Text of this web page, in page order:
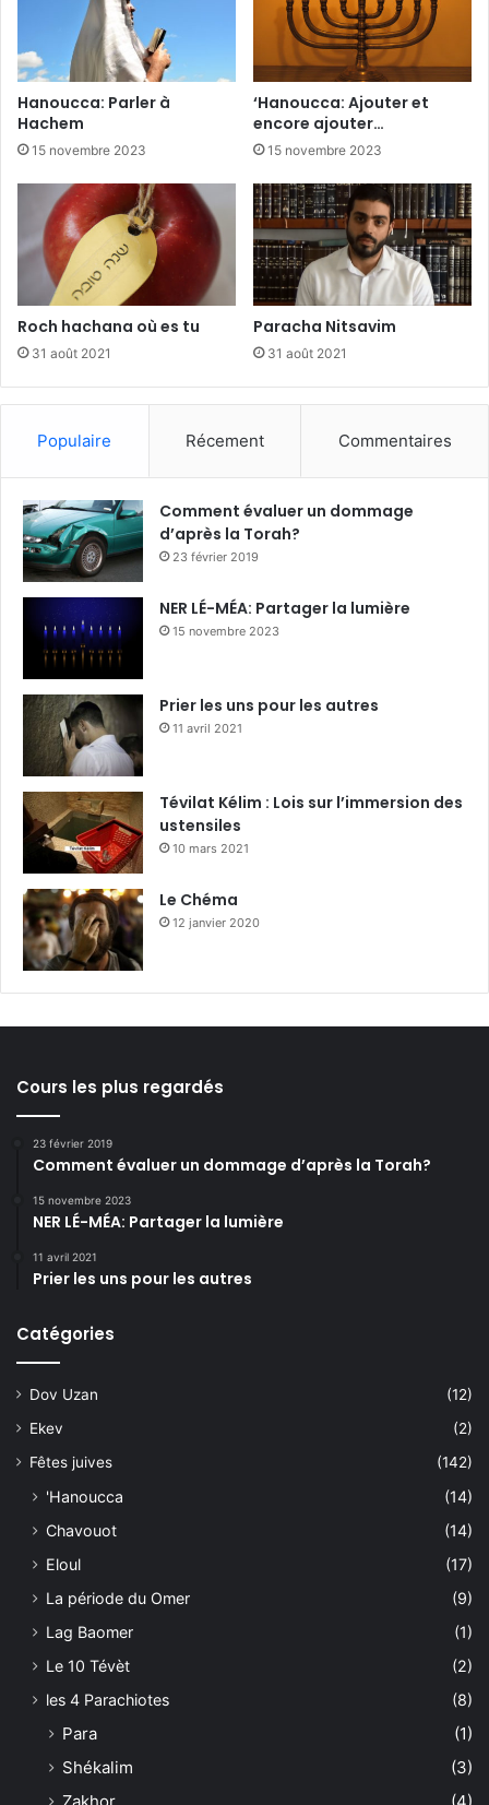
Hanoucca: Parler à
Hachem
15 novembre 2023
‘Hanoucca: Ajouter et
encore ajouter…
15 novembre 2023
Roch hachana où es tu
31 août 2021
Paracha Nitsavim
31 août 2021
Populaire Récement Commentaires
Comment évaluer un dommage
d’après la Torah?
23 février 2019
NER LÉ-MÉA: Partager la lumière
15 novembre 2023
Prier les uns pour les autres
11 avril 2021
Tévilat Kélim : Lois sur l’immersion des
ustensiles
10 mars 2021
Le Chéma
12 janvier 2020
Cours les plus regardés
23 février 2019
Comment évaluer un dommage d’après la Torah?
15 novembre 2023
NER LÉ-MÉA: Partager la lumière
11 avril 2021
Prier les uns pour les autres
Catégories
Dov Uzan
(12)
Ekev
(2)
Fêtes juives
(142)
'Hanoucca
(14)
Chavouot
(14)
Eloul
(17)
La période du Omer
(9)
Lag Baomer
(1)
Le 10 Tévèt
(2)
les 4 Parachiotes
(8)
Para
(1)
Shékalim
(3)